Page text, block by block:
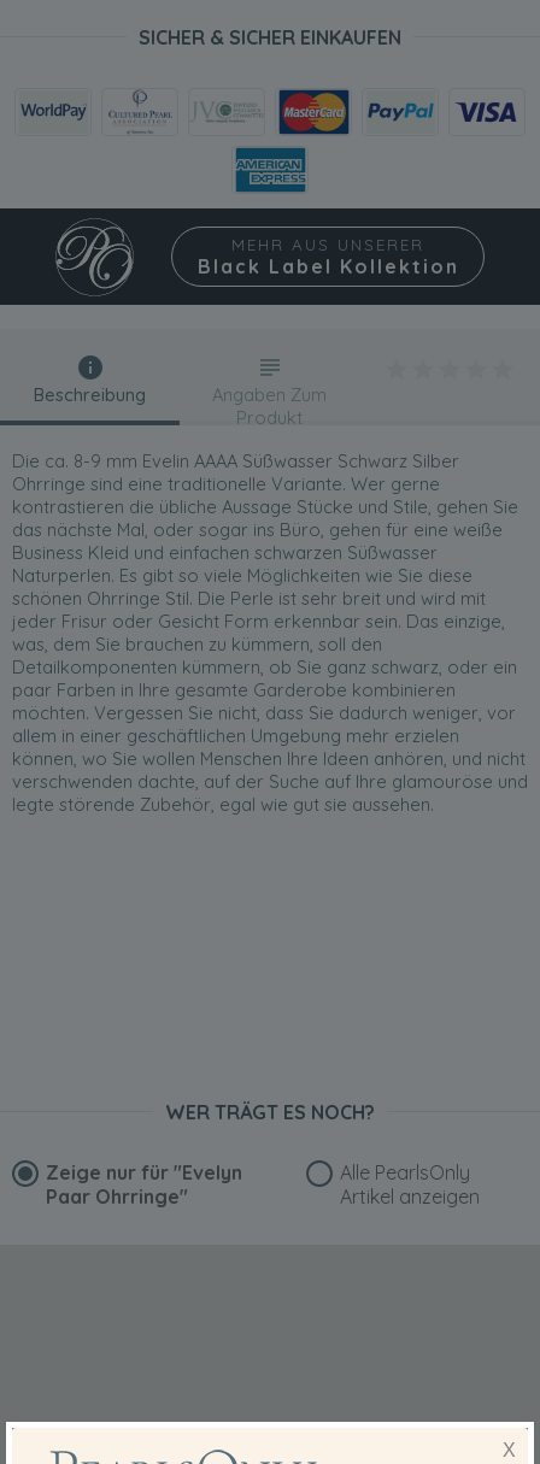
SICHER & SICHER EINKAUFEN
MEHR AUS UNSERER
Black Label Kollektion
Beschreibung
Die ca. 8-9 mm Evelin AAAA Süßwasser Schwarz Silber
Ohrringe sind eine traditionelle Variante. Wer gerne
kontrastieren die übliche Aussage Stücke und Stile, gehen Sie
das nächste Mal, oder sogar ins Büro, gehen für eine weiße
Business Kleid und einfachen schwarzen Süßwasser
Naturperlen. Es gibt so viele Möglichkeiten wie Sie diese
schönen Ohrringe Stil. Die Perle ist sehr breit und wird mit
jeder Frisur oder Gesicht Form erkennbar sein. Das einzige,
was, dem Sie brauchen zu kümmern, soll den
Detailkomponenten kümmern, ob Sie ganz schwarz, oder ein
paar Farben in Ihre gesamte Garderobe kombinieren
möchten. Vergessen Sie nicht, dass Sie dadurch weniger, vor
allem in einer geschäftlichen Umgebung mehr erzielen
können, wo Sie wollen Menschen Ihre Ideen anhören, und nicht
verschwenden dachte, auf der Suche auf Ihre glamouröse und
legte störende Zubehör, egal wie gut sie aussehen.
Angaben Zum
Produkt
WER TRÄGT ES NOCH?
Zeige nur für "Evelyn
Paar Ohrringe"
Alle PearlsOnly
Artikel anzeigen
X